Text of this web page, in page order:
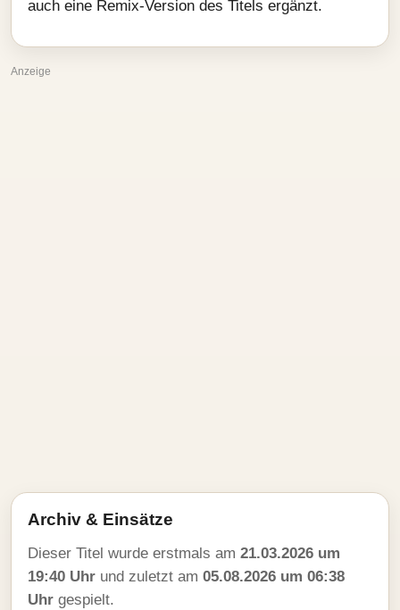
auch eine Remix-Version des Titels ergänzt.
Anzeige
Archiv & Einsätze
Dieser Titel wurde erstmals am 21.03.2026 um
19:40 Uhr und zuletzt am 05.08.2026 um 06:38
Uhr gespielt.